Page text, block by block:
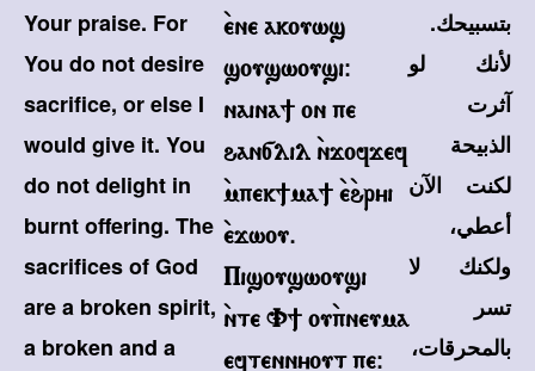
Your praise. For
You do not desire
sacrifice, or else I
would give it. You
do not delight in
burnt offering. The
sacrifices of God
are a broken spirit,
a broken and a
`ene akouws
souswousi@
naina] on pe
han[lil `njofjef
`mpek]ma] `e`hryi
`ejwou.
Pisouswousi
`nte V] ou`pneuma
eftennyout pe@
بتسبيحك.
لأنك لو
آثرت
الذبيحة
لكنت الآن
أعطي،
ولكنك لا
تسر
بالمحرقات،